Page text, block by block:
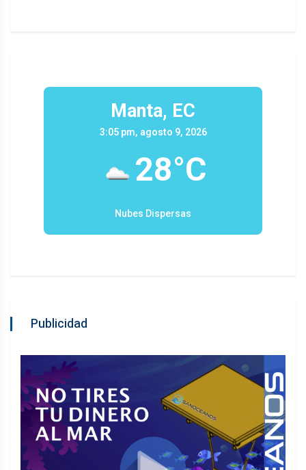
Manta, EC
3:05 pm, agosto 9, 2026
28°C
Nubes Dispersas
Publicidad